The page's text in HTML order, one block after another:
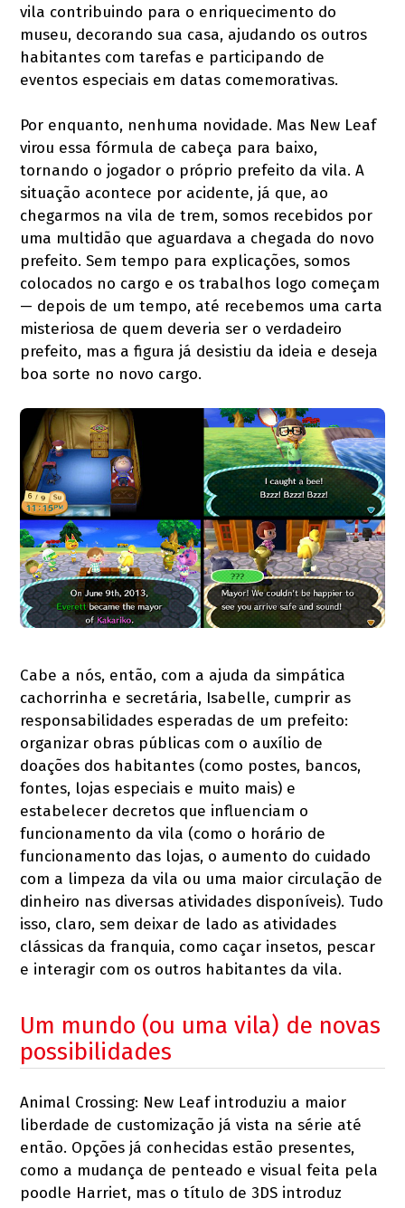
vila contribuindo para o enriquecimento do
museu, decorando sua casa, ajudando os outros
habitantes com tarefas e participando de
eventos especiais em datas comemorativas.
Por enquanto, nenhuma novidade. Mas New Leaf
virou essa fórmula de cabeça para baixo,
tornando o jogador o próprio prefeito da vila. A
situação acontece por acidente, já que, ao
chegarmos na vila de trem, somos recebidos por
uma multidão que aguardava a chegada do novo
prefeito. Sem tempo para explicações, somos
colocados no cargo e os trabalhos logo começam
— depois de um tempo, até recebemos uma carta
misteriosa de quem deveria ser o verdadeiro
prefeito, mas a figura já desistiu da ideia e deseja
boa sorte no novo cargo.
Cabe a nós, então, com a ajuda da simpática
cachorrinha e secretária, Isabelle, cumprir as
responsabilidades esperadas de um prefeito:
organizar obras públicas com o auxílio de
doações dos habitantes (como postes, bancos,
fontes, lojas especiais e muito mais) e
estabelecer decretos que influenciam o
funcionamento da vila (como o horário de
funcionamento das lojas, o aumento do cuidado
com a limpeza da vila ou uma maior circulação de
dinheiro nas diversas atividades disponíveis). Tudo
isso, claro, sem deixar de lado as atividades
clássicas da franquia, como caçar insetos, pescar
e interagir com os outros habitantes da vila.
Um mundo (ou uma vila) de novas
possibilidades
Animal Crossing: New Leaf introduziu a maior
liberdade de customização já vista na série até
então. Opções já conhecidas estão presentes,
como a mudança de penteado e visual feita pela
poodle Harriet, mas o título de 3DS introduz